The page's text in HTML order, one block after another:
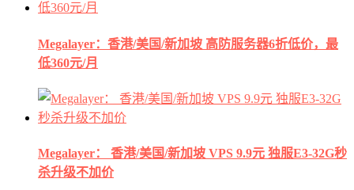
Megalayer：香港/美国/新加坡 高防服务器6折低价，最
低360元/月
Megalayer： 香港/美国/新加坡 VPS 9.9元 独服E3-32G秒
杀升级不加价